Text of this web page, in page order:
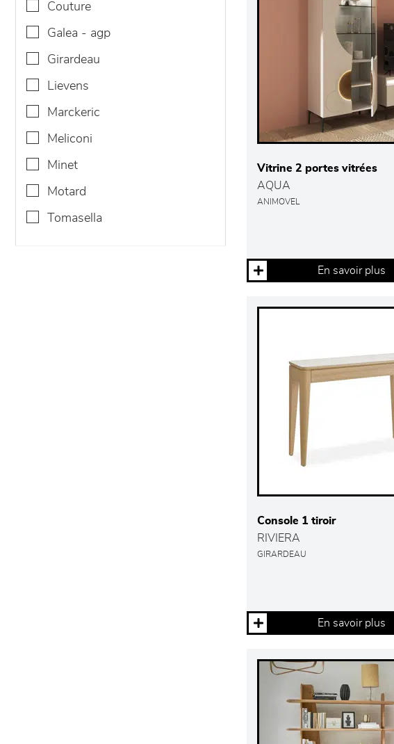
couture
galea - agp
girardeau
lievens
marckeric
meliconi
minet
motard
tomasella
Vitrine 2 portes vitrées
AQUA
ANIMOVEL
En savoir plus
Console 1 tiroir
RIVIERA
GIRARDEAU
En savoir plus